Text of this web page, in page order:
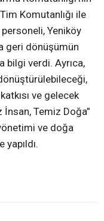
Komutanlığı ile
Yeniköy
geri dönüşümün
bilgi verdi. Ayrıca,
ve gelecek
Temiz Doğa”
ve doğa